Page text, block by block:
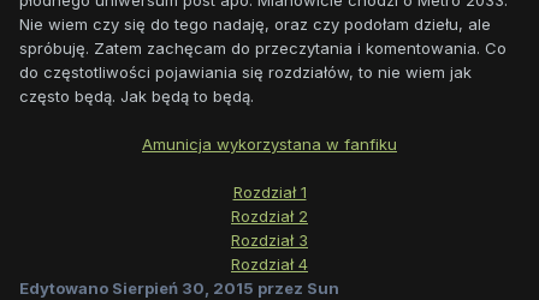
Nie wiem czy się do tego nadaję, oraz czy podołam dziełu, ale
spróbuję. Zatem zachęcam do przeczytania i komentowania. Co
do częstotliwości pojawiania się rozdziałów, to nie wiem jak
często będą. Jak będą to będą.
Amunicja wykorzystana w fanfiku
Rozdział 1
Rozdział 2
Rozdział 3
Rozdział 4
Edytowano Sierpień 30, 2015 przez Sun